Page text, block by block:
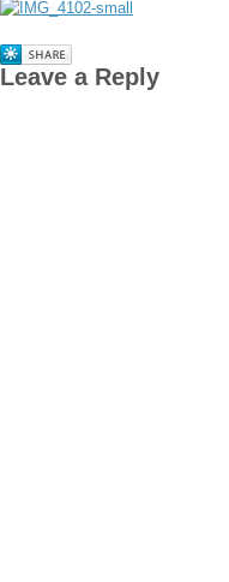
Leave a Reply